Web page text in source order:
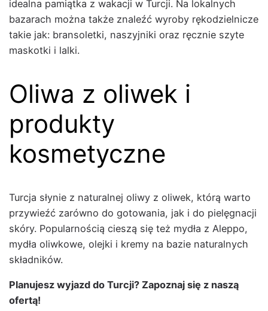
ide­al­na pamiąt­ka z wakacji w Tur­cji. Na lokalnych
bazarach moż­na także znaleźć wyro­by rękodziel­nicze
takie jak: bran­so­let­ki, naszyjni­ki oraz ręcznie szyte
maskot­ki i lal­ki.
Oliwa z oliwek i
produkty
kosmetyczne
Tur­c­ja słynie z nat­u­ral­nej oli­wy z oli­wek, którą warto
przy­wieźć zarówno do gotowa­nia, jak i do pielę­gnacji
skóry. Pop­u­larnoś­cią cieszą się też mydła z Alep­po,
mydła oli­wkowe, ole­j­ki i kre­my na bazie nat­u­ral­nych
skład­ników.
Planu­jesz wyjazd do Tur­cji? Zapoz­naj się z naszą
ofer­tą!